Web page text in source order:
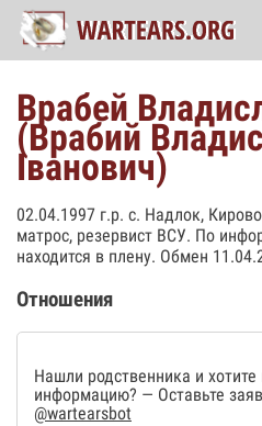
Врабей
(Врабий
Іванович)
02.04.1997 г.р. с. Надлок,
матрос, резервист ВСУ. По
находится в плену. Обмен
Отношения
Нашли родственника и
информацию? — Оставьте
@wartearsbot